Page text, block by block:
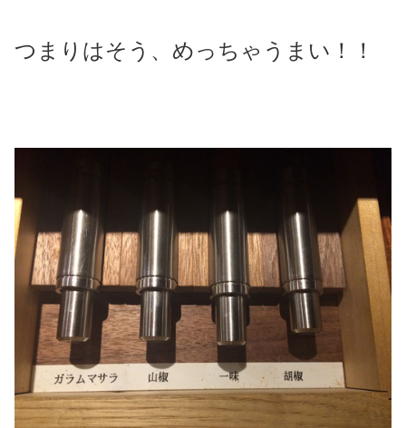
つまりはそう、めっちゃうまい！！